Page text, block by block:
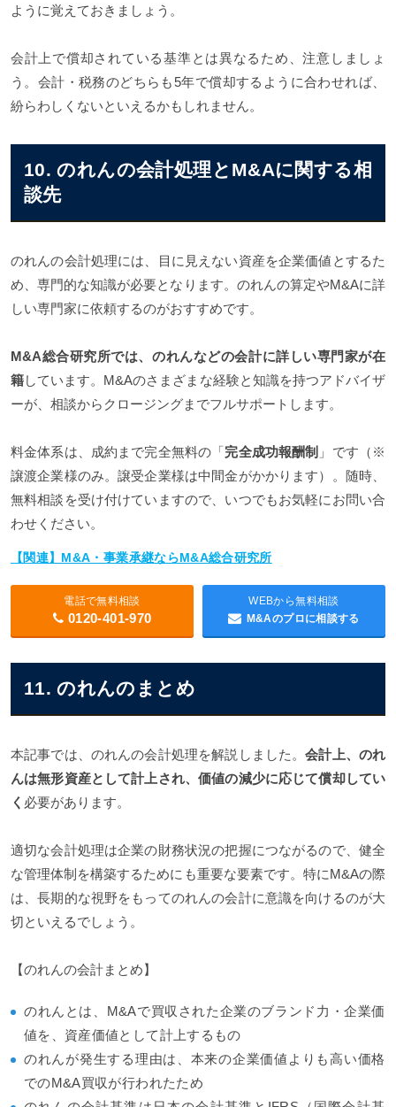
ように覚えておきましょう。
会計上で償却されている基準とは異なるため、注意しましょ
う。会計・税務のどちらも5年で償却するように合わせれば、
紛らわしくないといえるかもしれません。
10. のれんの会計処理とM&Aに関する相
談先
のれんの会計処理には、目に見えない資産を企業価値とするた
め、専門的な知識が必要となります。のれんの算定やM&Aに詳
しい専門家に依頼するのがおすすめです。
M&A総合研究所では、のれんなどの会計に詳しい専門家が在
籍しています。M&Aのさまざまな経験と知識を持つアドバイザ
ーが、相談からクロージングまでフルサポートします。
料金体系は、成約まで完全無料の「完全成功報酬制 」です（※
譲渡企業様のみ。譲受企業様は中間金がかかります）。随時、
無料相談を受け付けていますので、いつでもお気軽にお問い合
わせください。
【関連】M&A・事業承継ならM&A総合研究所
電話で無料相談
0120-401-970
WEBから無料相談
M&Aのプロに相談する
11. のれんのまとめ
本記事では、のれんの会計処理を解説しました。会計上、のれ
んは無形資産として計上され、価値の減少に応じて償却してい
く 必要があります。
適切な会計処理は企業の財務状況の把握につながるので、健全
な管理体制を構築するためにも重要な要素です。特にM&Aの際
は、長期的な視野をもってのれんの会計に意識を向けるのが大
切といえるでしょう。
【のれんの会計まとめ】
のれんとは、M&Aで買収された企業のブランド力・企業価
値を、資産価値として計上するもの
のれんが発生する理由は、本来の企業価値よりも高い価格
でのM&A買収が行われたため